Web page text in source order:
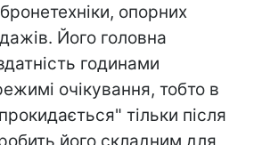
опорних
Його головна
годинами
очікування, тобто в
тільки після